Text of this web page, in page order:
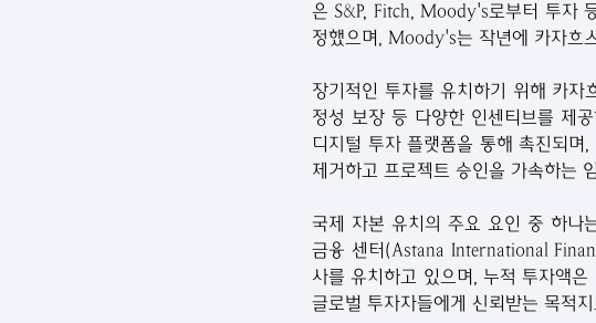
은 S&P, Fitch, Moody's로부터 투자
정했으며, Moody's는 작년에 카자흐
장기적인 투자를 유치하기 위해 카
정성 보장 등 다양한 인센티브를 제
디지털 투자 플랫폼을 통해 촉진되며
제거하고 프로젝트 승인을 가속하는
국제 자본 유치의 주요 요인 중 하나
금융 센터(Astana International
사를 유치하고 있으며, 누적 투자액
글로벌 투자자들에게 신뢰받는 목적